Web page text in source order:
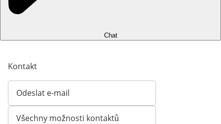
Chat
Kontakt
Odeslat e-mail
Otevírá e-mailového klienta
Všechny možnosti kontaktů